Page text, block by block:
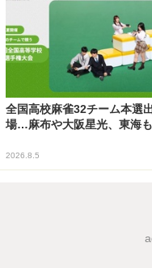
全国高校麻雀32チーム本選
場…麻布や大阪星光、東海も
2026.8.5